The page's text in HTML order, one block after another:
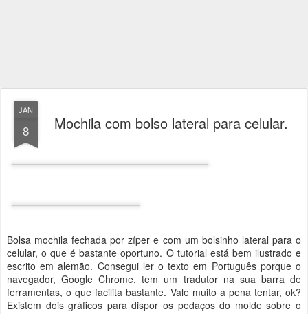
JAN
8 Mochila com bolso lateral para celular.
Bolsa mochila fechada por zíper e com um bolsinho lateral para o
celular, o que é bastante oportuno. O tutorial está bem ilustrado e
escrito em alemão. Consegui ler o texto em Português porque o
navegador, Google Chrome, tem um tradutor na sua barra de
ferramentas, o que facilita bastante. Vale muito a pena tentar, ok?
Existem dois gráficos para dispor os pedaços do molde sobre o